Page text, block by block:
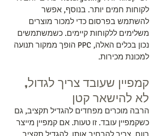
לקוחות חמים יותר. בנוסף, אפשר
להשתמש בפרסום כדי למכור מוצרים
משלימים ללקוחות קיימים. כשמשתמשים
נכון בכלים האלה, PPC הופך ממקור תנועה
למכונת מכירות.
קמפיין שעובד צריך לגדול,
לא להישאר קטן
הרבה מוכרים מפחדים להגדיל תקציב, גם
כשקמפיין עובד. זו טעות. אם קמפיין מייצר